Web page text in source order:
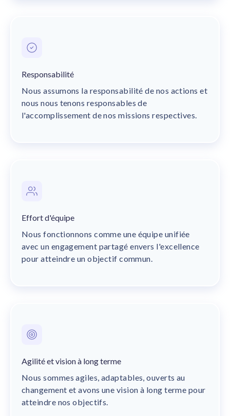
Responsabilité
Nous assumons la responsabilité de nos actions et
nous nous tenons responsables de
l'accomplissement de nos missions respectives.
Effort d'équipe
Nous fonctionnons comme une équipe unifiée
avec un engagement partagé envers l'excellence
pour atteindre un objectif commun.
Agilité et vision à long terme
Nous sommes agiles, adaptables, ouverts au
changement et avons une vision à long terme pour
atteindre nos objectifs.